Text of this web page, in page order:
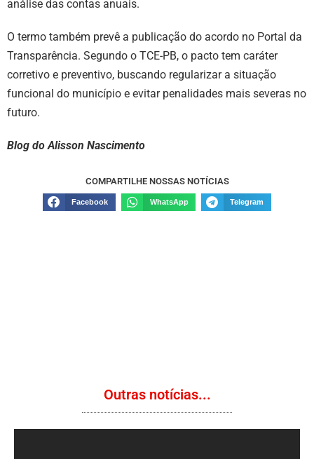
análise das contas anuais.
O termo também prevê a publicação do acordo no Portal da
Transparência. Segundo o TCE-PB, o pacto tem caráter
corretivo e preventivo, buscando regularizar a situação
funcional do município e evitar penalidades mais severas no
futuro.
Blog do Alisson Nascimento
COMPARTILHE NOSSAS NOTÍCIAS
Facebook WhatsApp Telegram
Outras notícias...